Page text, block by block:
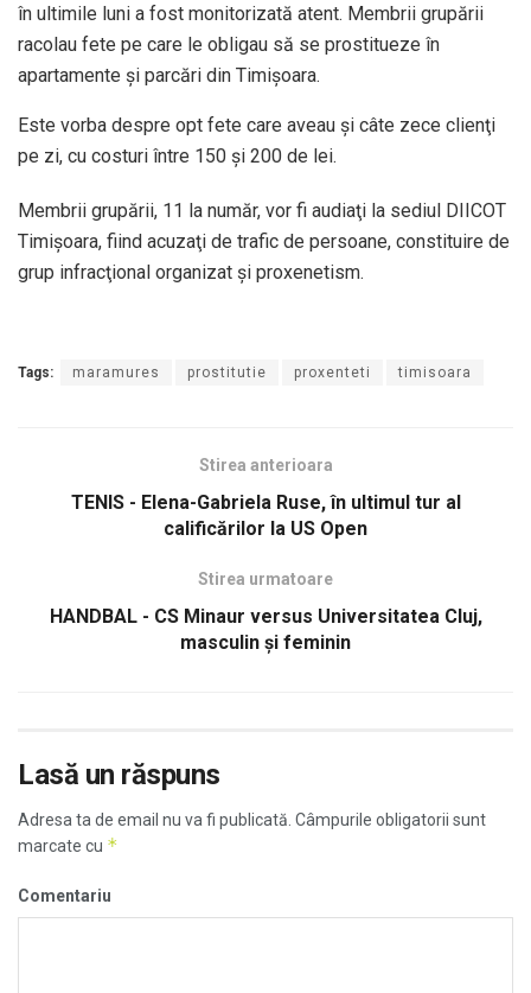
în ultimile luni a fost monitorizată atent. Membrii grupării
racolau fete pe care le obligau să se prostitueze în
apartamente şi parcări din Timişoara.
Este vorba despre opt fete care aveau şi câte zece clienţi
pe zi, cu costuri între 150 şi 200 de lei.
Membrii grupării, 11 la număr, vor fi audiaţi la sediul DIICOT
Timişoara, fiind acuzaţi de trafic de persoane, constituire de
grup infracţional organizat şi proxenetism.
Tags: maramures prostitutie proxenteti timisoara
Stirea anterioara
TENIS - Elena-Gabriela Ruse, în ultimul tur al
calificărilor la US Open
Stirea urmatoare
HANDBAL - CS Minaur versus Universitatea Cluj,
masculin și feminin
Lasă un răspuns
Adresa ta de email nu va fi publicată. Câmpurile obligatorii sunt
marcate cu *
Comentariu